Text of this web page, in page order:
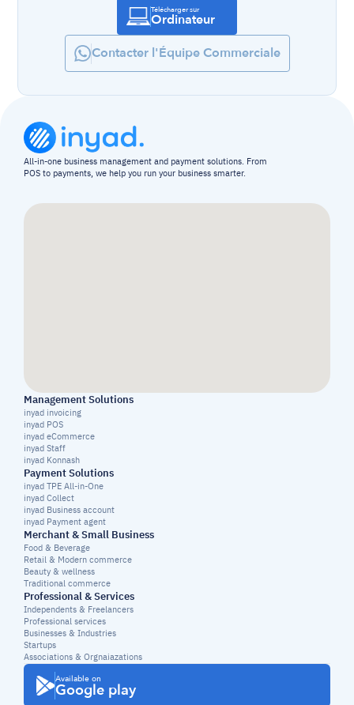
Télécharger sur
Ordinateur
Contacter l'Équipe Commerciale
All-in-one business management and payment solutions. From
POS to payments, we help you run your business smarter.
Management Solutions
inyad invoicing
inyad POS
inyad eCommerce
inyad Staff
inyad Konnash
Payment Solutions
inyad TPE All-in-One
inyad Collect
inyad Business account
inyad Payment agent
Merchant & Small Business
Food & Beverage
Retail & Modern commerce
Beauty & wellness
Traditional commerce
Professional & Services
Independents & Freelancers
Professional services
Businesses & Industries
Startups
Associations & Orgnaiazations
Available on
Google play